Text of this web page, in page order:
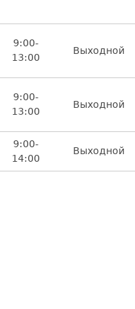
9:00-
13:00
Выходной
9:00-
13:00
Выходной
9:00-
14:00
Выходной